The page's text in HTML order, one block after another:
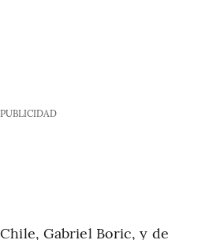
PUBLICIDAD
Gabriel Boric, y de